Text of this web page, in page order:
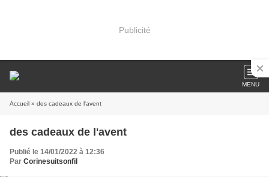
Publicité
MENU
Accueil » des cadeaux de l'avent
des cadeaux de l'avent
Publié le 14/01/2022 à 12:36
Par Corinesuitsonfil